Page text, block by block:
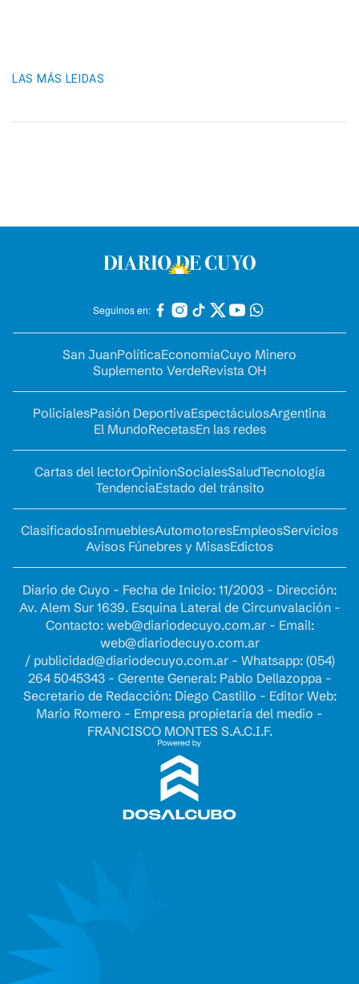
LAS MÁS LEIDAS
Seguinos en:
San JuanPolíticaEconomíaCuyo Minero
Suplemento VerdeRevista OH
PolicialesPasión DeportivaEspectáculosArgentina
El MundoRecetasEn las redes
Cartas del lectorOpinionSocialesSaludTecnología
TendenciaEstado del tránsito
ClasificadosInmueblesAutomotoresEmpleosServicios
Avisos Fúnebres y MisasEdictos
Diario de Cuyo - Fecha de Inicio: 11/2003 - Dirección:
Av. Alem Sur 1639. Esquina Lateral de Circunvalación -
Contacto: web@diariodecuyo.com.ar- Email:
web@diariodecuyo.com.ar
/ publicidad@diariodecuyo.com.ar- Whatsapp: (054)
264 5045343 - Gerente General: Pablo Dellazoppa -
Secretario de Redacción: Diego Castillo - Editor Web:
Mario Romero - Empresa propietaria del medio -
FRANCISCO MONTES S.A.C.I.F.